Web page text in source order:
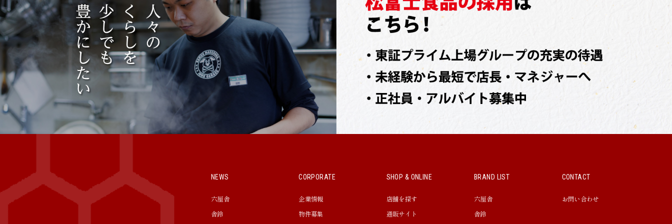
NEWS
六厘舎
舎鈴
CORPORATE
企業情報
物件募集
SHOP & ONLINE
店舗を探す
通販サイト
BRAND LIST
六厘舎
舎鈴
CONTACT
お問い合わせ